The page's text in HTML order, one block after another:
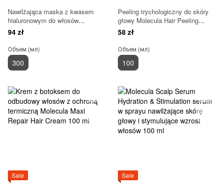
Nawilżająca maska z kwasem
hialuronowym do włosów
kręconych Molecula Hair Mask
Hyaluronic Acid 300 ml
94 zł
Объем (мл)
300
Peeling trychologiczny do skóry
głowy Molecula Hair Peeling
Detox 100 ml
58 zł
Объем (мл)
100
Sale Sale